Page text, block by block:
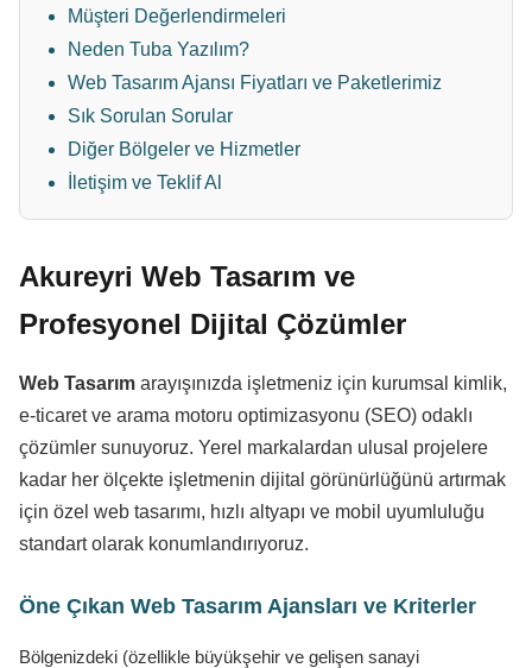
Müşteri Değerlendirmeleri
Neden Tuba Yazılım?
Web Tasarım Ajansı Fiyatları ve Paketlerimiz
Sık Sorulan Sorular
Diğer Bölgeler ve Hizmetler
İletişim ve Teklif Al
Akureyri Web Tasarım ve
Profesyonel Dijital Çözümler
Web Tasarım arayışınızda işletmeniz için kurumsal kimlik,
e-ticaret ve arama motoru optimizasyonu (SEO) odaklı
çözümler sunuyoruz. Yerel markalardan ulusal projelere
kadar her ölçekte işletmenin dijital görünürlüğünü artırmak
için özel web tasarımı, hızlı altyapı ve mobil uyumluluğu
standart olarak konumlandırıyoruz.
Öne Çıkan Web Tasarım Ajansları ve Kriterler
Bölgenizdeki (özellikle büyükşehir ve gelişen sanayi